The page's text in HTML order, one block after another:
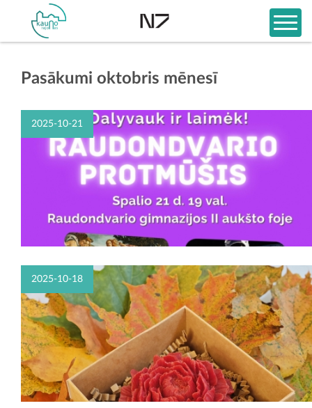
Pasākumi oktobris mēnesī
2025-10-21
2025-10-18